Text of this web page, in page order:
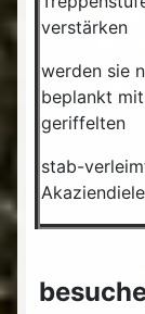
verstärken
werden sie
beplankt mit
geriffelten
stab-